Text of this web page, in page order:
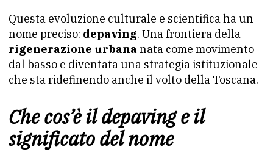
Questa evoluzione culturale e scientifica ha un
nome preciso: depaving. Una frontiera della
rigenerazione urbana nata come movimento
dal basso e diventata una strategia istituzionale
che sta ridefinendo anche il volto della Toscana.
Che cos’è il depaving e il
significato del nome